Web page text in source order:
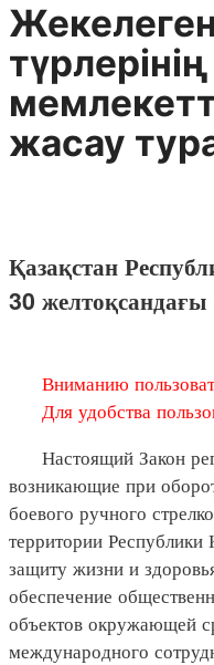
жасау
Қазақстан
30
Вниманию
Для удобства
Настоящий Закон
возникающие при
боевого ручного
территории Республики
защиту жизни и
обеспечение
объектов окружающей
международного